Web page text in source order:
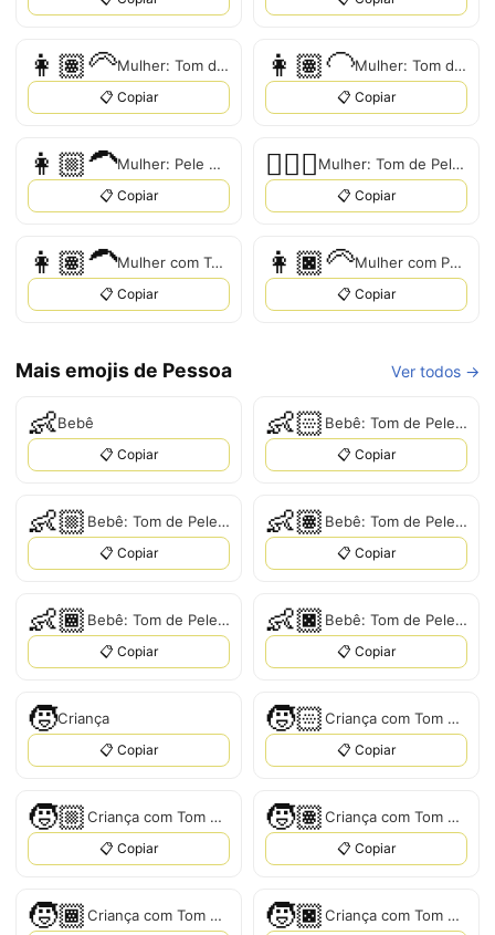
👩🏽‍🦳 Mulher: Tom de Pele Médio, Cabelo Branco
📋 Copiar
👩🏽‍🦲 Mulher: Tom de Pele Médio, Cabelo Branco
📋 Copiar
👩🏼‍🦱 Mulher: Pele Médio-Clara, Cabelo Branco
📋 Copiar
👱🏼‍♀ Mulher: Tom de Pele Médio-Claro
📋 Copiar
👩🏽‍🦱 Mulher com Tom de Pele Médio e Cabelo Encaracolado
📋 Copiar
👩🏿‍🦳 Mulher com Pele Escura e Cabelo Branco
📋 Copiar
Mais emojis de Pessoa Ver todos →
👶Bebê
📋 Copiar
👶🏻 Bebê: Tom de Pele Claro
📋 Copiar
👶🏼 Bebê: Tom de Pele Médio-Claro
📋 Copiar
👶🏽 Bebê: Tom de Pele Médio
📋 Copiar
👶🏾 Bebê: Tom de Pele Médio-Escuro
📋 Copiar
👶🏿 Bebê: Tom de Pele Escuro
📋 Copiar
🧒Criança
📋 Copiar
🧒🏻 Criança com Tom de Pele Claro
📋 Copiar
🧒🏼 Criança com Tom de Pele Médio-Claro
📋 Copiar
🧒🏽 Criança com Tom de Pele Médio
📋 Copiar
🧒🏾 Criança com Tom de Pele Médio-Escuro 🧒🏿 Criança com Tom de Pele Escuro